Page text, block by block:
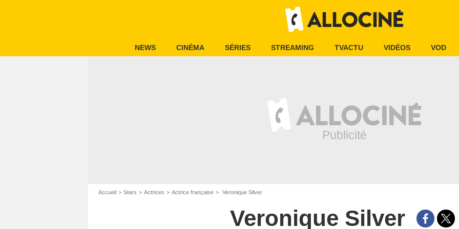
NEWS CINÉMA SÉRIES STREAMING TVACTU VIDÉOS VOD
Accueil Stars Actrices Actrice française Veronique Silver
Veronique Silver